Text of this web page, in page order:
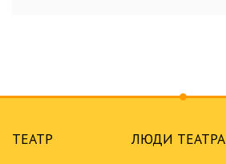
ТЕАТР ЛЮДИ ТЕАТРА